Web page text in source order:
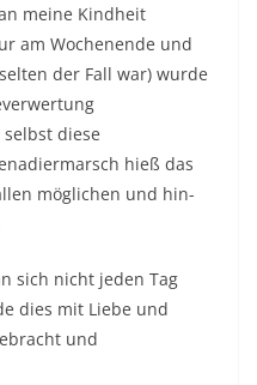
meine Kindheit
am Wochenende und
der Fall war) wurde
diese
hieß das
möglichen und hin-
sich nicht jeden Tag
dies mit Liebe und
und